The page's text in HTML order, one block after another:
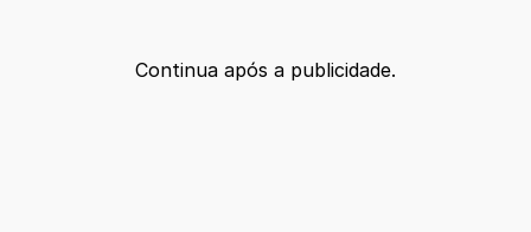
Continua após a publicidade.